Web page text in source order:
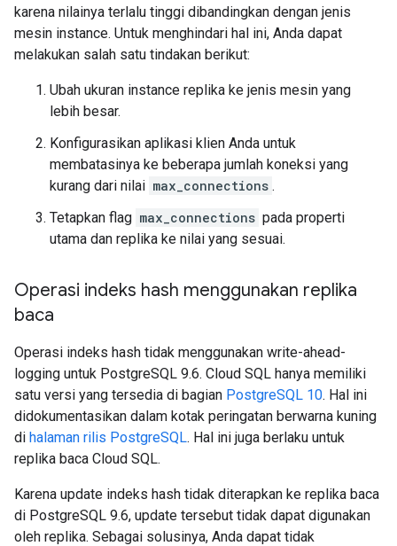
karena nilainya terlalu tinggi dibandingkan dengan jenis
mesin instance. Untuk menghindari hal ini, Anda dapat
melakukan salah satu tindakan berikut:
Ubah ukuran instance replika ke jenis mesin yang
lebih besar.
Konfigurasikan aplikasi klien Anda untuk
membatasinya ke beberapa jumlah koneksi yang
kurang dari nilai max_connections .
Tetapkan flag max_connections pada properti
utama dan replika ke nilai yang sesuai.
Operasi indeks hash menggunakan replika
baca
Operasi indeks hash tidak menggunakan write-ahead-
logging untuk PostgreSQL 9.6. Cloud SQL hanya memiliki
satu versi yang tersedia di bagian PostgreSQL 10. Hal ini
didokumentasikan dalam kotak peringatan berwarna kuning
di halaman rilis PostgreSQL. Hal ini juga berlaku untuk
replika baca Cloud SQL.
Karena update indeks hash tidak diterapkan ke replika baca
di PostgreSQL 9.6, update tersebut tidak dapat digunakan
oleh replika. Sebagai solusinya, Anda dapat tidak